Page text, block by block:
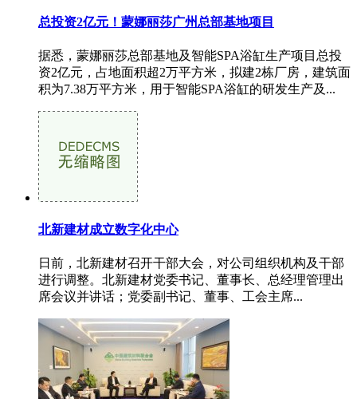
总投资2亿元！蒙娜丽莎广州总部基地项目
据悉，蒙娜丽莎总部基地及智能SPA浴缸生产项目总投
资2亿元，占地面积超2万平方米，拟建2栋厂房，建筑面
积为7.38万平方米，用于智能SPA浴缸的研发生产及...
北新建材成立数字化中心
日前，北新建材召开干部大会，对公司组织机构及干部
进行调整。北新建材党委书记、董事长、总经理管理出
席会议并讲话；党委副书记、董事、工会主席...